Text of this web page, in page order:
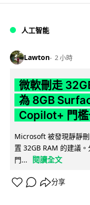
人工智能
Lawton 2 小時
微軟刪走
為 8GB
Copilot+ 門檻
Microsoft 被發現靜靜
置 32GB RAM 的建議
門...
閱讀全文
分享